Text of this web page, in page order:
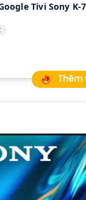
Tivi Sony K-
Thêm